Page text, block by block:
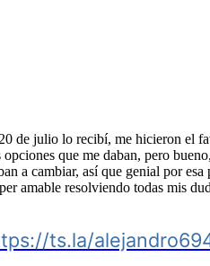
de julio lo recibí, me hicieron el
que me daban, pero
a cambiar, así que genial por esa
amable resolviendo todas mis
ts.la/